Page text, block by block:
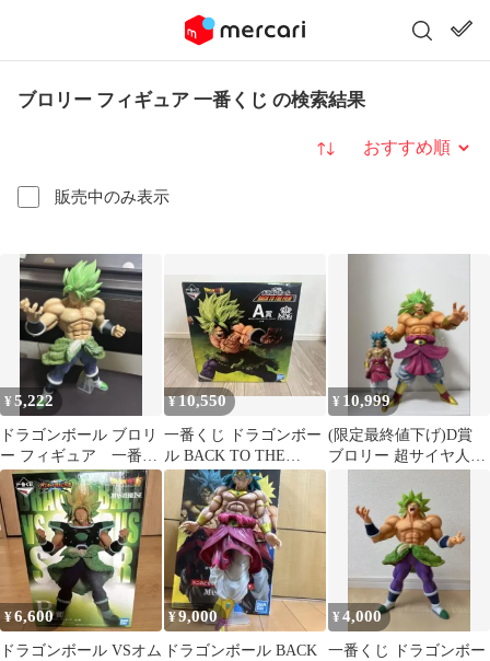
ブロリー フィギュア 一番くじ の検索結果
販売中のみ表示
並び替え
¥5,222
ドラゴンボール ブロリ
ー フィギュア 一番く
じ
¥10,550
一番くじ ドラゴンボー
ル BACK TO THE
FILM A賞 ブロリー
¥ 10,999
(限定最終値下げ)D賞
ブロリー 超サイヤ人3
¥6,600
ドラゴンボール VSオム
¥9,000
ドラゴンボール BACK
¥4,000
一番くじ ドラゴンボー